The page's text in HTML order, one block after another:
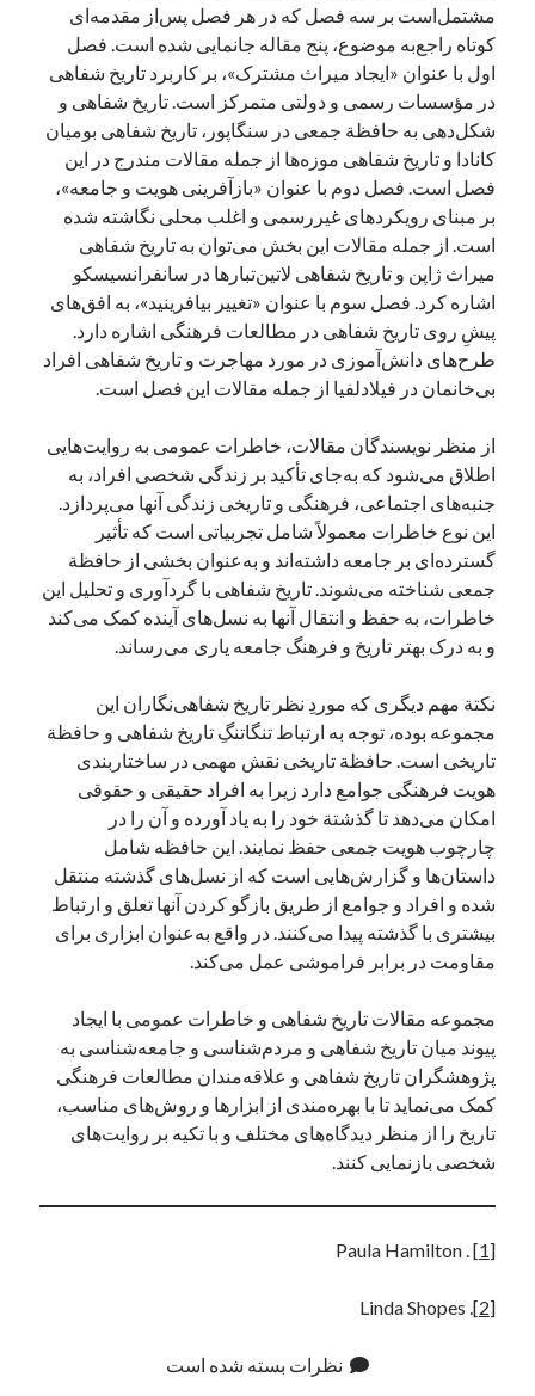
مشتمل‌است بر سه فصل که در هر فصل پس‌از مقدمه‌ای
کوتاه راجع‌به موضوع، پنج مقاله جانمایی شده است. فصل
اول با عنوان «ایجاد میراث مشترک»، بر کاربرد تاریخ شفاهی
در مؤسسات رسمی و دولتی متمرکز است. تاریخ شفاهی و
شکل‌دهی به حافظة جمعی در سنگاپور، تاریخ شفاهی بومیان
کانادا و تاریخ شفاهی موزه‌ها از جمله مقالات مندرج در این
فصل است. فصل دوم با عنوان «بازآفرینی هویت و جامعه»،
بر مبنای رویکردهای غیررسمی و اغلب محلی نگاشته شده
است. از جمله مقالات این بخش می‌توان به تاریخ شفاهی
میراث ژاپن و تاریخ شفاهی لاتین‌تبارها در سانفرانسیسکو
اشاره کرد. فصل سوم با عنوان «تغییر بیافرینید»، به افق‌های
پیشِ روی تاریخ شفاهی در مطالعات فرهنگی اشاره دارد.
طرح‌های دانش‌آموزی در مورد مهاجرت و تاریخ شفاهی افراد
بی‌خانمان در فیلادلفیا از جمله مقالات این فصل است.
از منظر نویسندگان مقالات، خاطرات عمومی به روایت‌هایی
اطلاق می‌شود که به‌جای تأکید بر زندگی شخصی افراد، به
جنبه‌های اجتماعی، فرهنگی و تاریخی زندگی آنها می‌پردازد.
این نوع خاطرات معمولاً شامل تجربیاتی است که تأثیر
گسترده‌ای بر جامعه داشته‌اند و به‌عنوان بخشی از حافظة
جمعی شناخته می‌شوند. تاریخ شفاهی با گردآوری و تحلیل این
خاطرات، به حفظ و انتقال آنها به نسل‌های آینده کمک می‌کند
و به درک بهتر تاریخ و فرهنگ جامعه یاری می‌رساند.
نکتة مهم دیگری که موردِ نظر تاریخ شفاهی‌نگاران این
مجموعه بوده، توجه به ارتباط تنگاتنگِ تاریخ شفاهی و حافظة
تاریخی است. حافظة تاریخی نقش مهمی در ساختاربندی
هویت فرهنگی جوامع دارد زیرا به افراد حقیقی و حقوقی
امکان می‌دهد تا گذشتة خود را به یاد آورده و آن را در
چارچوب هویت جمعی حفظ نمایند. این حافظه شامل
داستان‌ها و گزارش‌هایی است که از نسل‌های گذشته منتقل
شده و افراد و جوامع از طریق بازگو کردن آنها تعلق و ارتباط
بیشتری با گذشته پیدا می‌کنند. در واقع به‌عنوان ابزاری برای
مقاومت در برابر فراموشی عمل می‌کند.
مجموعه مقالات تاریخ شفاهی و خاطرات عمومی با ایجاد
پیوند میان تاریخ شفاهی و مردم‌شناسی و جامعه‌شناسی به
پژوهشگران تاریخ شفاهی و علاقه‌مندان مطالعات فرهنگی
کمک می‌نماید تا با بهره‌مندی از ابزارها و روش‌های مناسب،
تاریخ را از منظر دیدگاه‌های مختلف و با تکیه بر روایت‌های
شخصی بازنمایی کنند.
[1]
. Paula Hamilton
[2]
. Linda Shopes
نظرات بسته شده است